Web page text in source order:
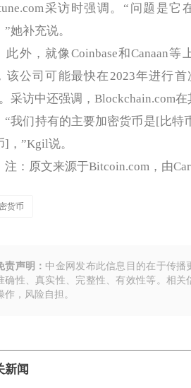
采访时强调。“问题是
”她补充说。
，就像Coinbase和Canaan等
该公司可能最快在2023年进行
采访中还强调，Blockchain.com
们持有的主要加密货币是[比特币
]，”Kgil说。
原文来源于Bitcoin.com，由
货币
责声明： 中金网发布此信息目的在于传
确性、真实性、完整性、有效性等。相
作，风险自担。
新闻